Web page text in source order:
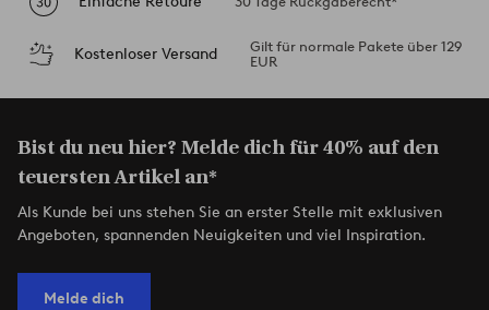
Kostenloser Versand
Gilt für normale Pakete über 129
EUR
Bist du neu hier? Melde dich für 40% auf den
teuersten Artikel an*
Als Kunde bei uns stehen Sie an erster Stelle mit exklusiven
Angeboten, spannenden Neuigkeiten und viel Inspiration.
Melde dich